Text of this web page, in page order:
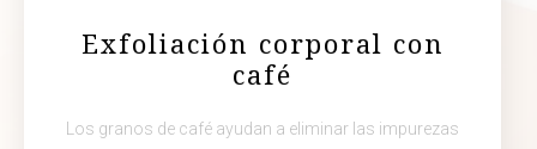
Exfoliación corporal con
café
Los granos de café ayudan a eliminar las impurezas